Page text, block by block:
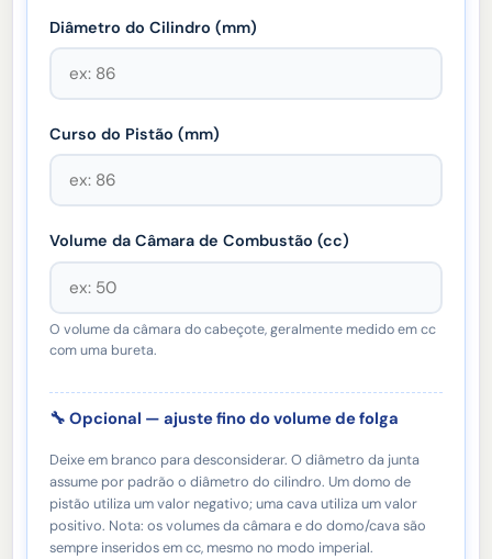
Diâmetro do Cilindro (mm)
Curso do Pistão (mm)
Volume da Câmara de Combustão (cc)
O volume da câmara do cabeçote, geralmente medido em cc
com uma bureta.
🔧 Opcional — ajuste fino do volume de folga
Deixe em branco para desconsiderar. O diâmetro da junta
assume por padrão o diâmetro do cilindro. Um domo de
pistão utiliza um valor negativo; uma cava utiliza um valor
positivo. Nota: os volumes da câmara e do domo/cava são
sempre inseridos em cc, mesmo no modo imperial.